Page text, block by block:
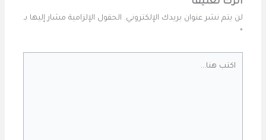
لن يتم نشر عنوان بريدك الإلكتروني. الحقول الإلزامية مشار إليها بـ
*